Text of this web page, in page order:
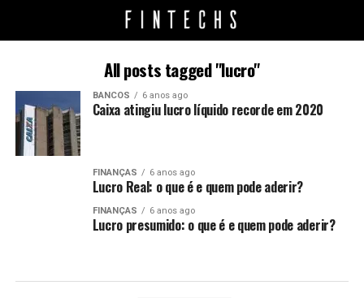
All posts tagged "lucro"
BANCOS 6 anos ago
Caixa atingiu lucro líquido recorde em 2020
FINANÇAS 6 anos ago
Lucro Real: o que é e quem pode aderir?
FINANÇAS 6 anos ago
Lucro presumido: o que é e quem pode aderir?